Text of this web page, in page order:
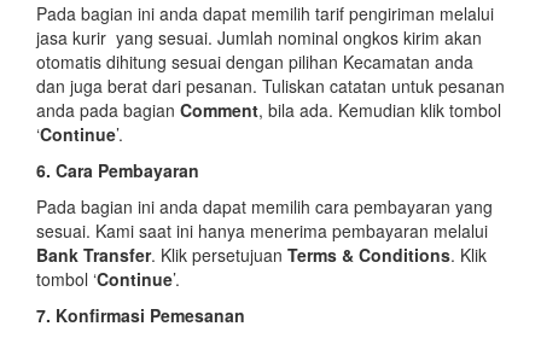
Pada bagian ini anda dapat memilih tarif pengiriman melalui
jasa kurir yang sesuai. Jumlah nominal ongkos kirim akan
otomatis dihitung sesuai dengan pilihan Kecamatan anda
dan juga berat dari pesanan. Tuliskan catatan untuk pesanan
anda pada bagian Comment, bila ada. Kemudian klik tombol
‘Continue’.
6. Cara Pembayaran
Pada bagian ini anda dapat memilih cara pembayaran yang
sesuai. Kami saat ini hanya menerima pembayaran melalui
Bank Transfer. Klik persetujuan Terms & Conditions. Klik
tombol ‘Continue’.
7. Konfirmasi Pemesanan